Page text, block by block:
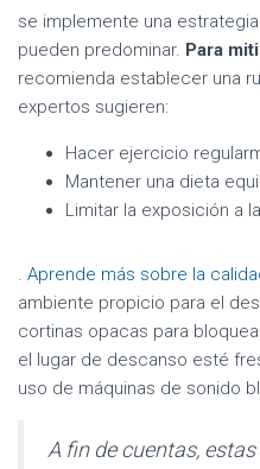
se implemente una
pueden predominar. Para
recomienda establecer una
expertos sugieren:
Hacer ejercicio
Mantener una dieta
Limitar la exposición a
. Aprende más sobre la
ambiente propicio para el
cortinas opacas para
el lugar de descanso esté
uso de máquinas de sonido
A fin de cuentas,